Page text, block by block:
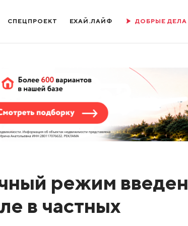
СПЕЦПРОЕКТ ЕХАЙ.ЛАЙФ ДОБРЫЕ ДЕЛА
режим введен
в частных